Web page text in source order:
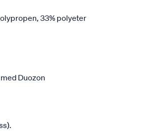
33% polyeter
Duozon